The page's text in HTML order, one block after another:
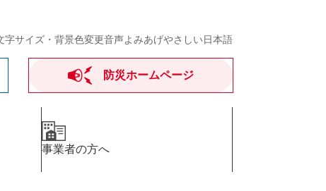
字サイズ・背景色変更音声よみあげやさしい日本語
防災ホームページ
事業者の方へ